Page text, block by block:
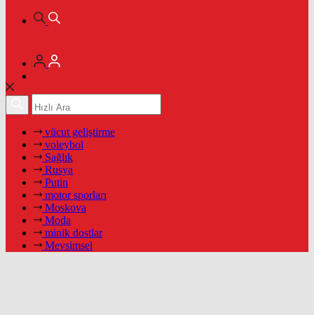
vücut geliştirme
voleybol
Sağlık
Rusya
Putin
motor sporları
Moskova
Moda
minik dostlar
Mevsimsel